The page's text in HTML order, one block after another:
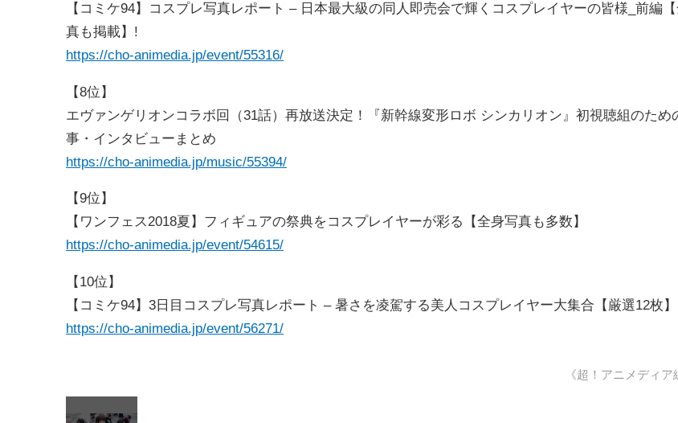
【コミケ94】コスプレ写真レポート – 日本最大級の同人即売会で輝くコスプレイヤーの皆様_前編
真も掲載】!
https://cho-animedia.jp/event/55316/
【8位】
エヴァンゲリオンコラボ回（31話）再放送決定！『新幹線変形ロボ シンカリオン』初視聴組のため
事・インタビューまとめ
https://cho-animedia.jp/music/55394/
【9位】
【ワンフェス2018夏】フィギュアの祭典をコスプレイヤーが彩る【全身写真も多数】
https://cho-animedia.jp/event/54615/
【10位】
【コミケ94】3日目コスプレ写真レポート – 暑さを凌駕する美人コスプレイヤー大集合【厳選12枚】
https://cho-animedia.jp/event/56271/
《超！アニメディア